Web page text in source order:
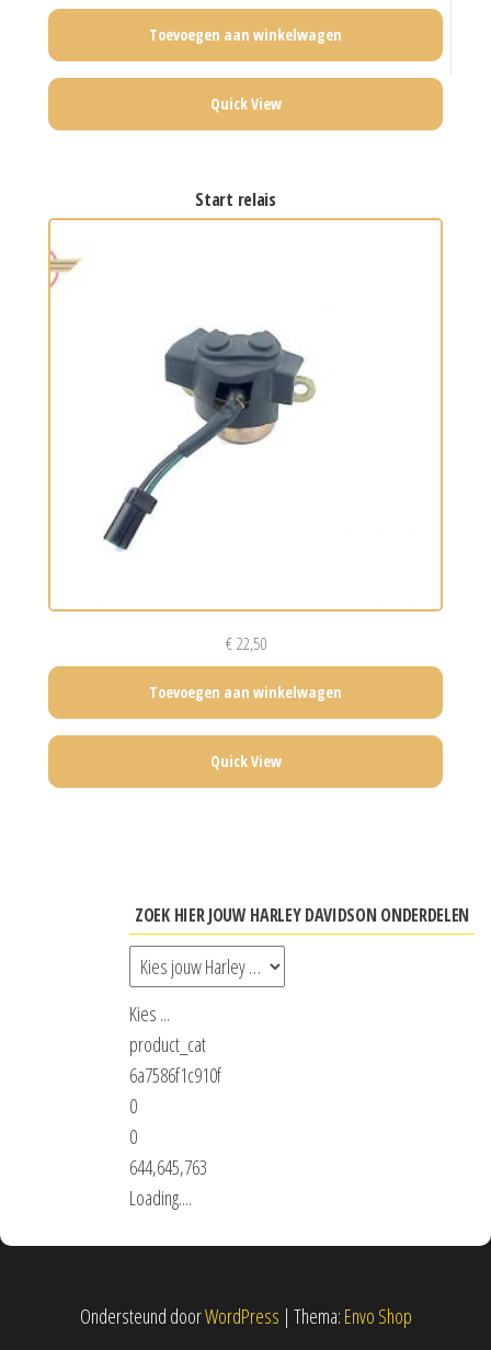
Toevoegen aan winkelwagen
Quick View
start relais
€22,50
Toevoegen aan winkelwagen
Quick View
ZOEK HIER JOUW HARLEY DAVIDSON ONDERDELEN
Kies ...
product_cat
6a7586f1c910f
0
0
644,645,763
Loading....
Ondersteund doorWordPress | Thema: Envo Shop